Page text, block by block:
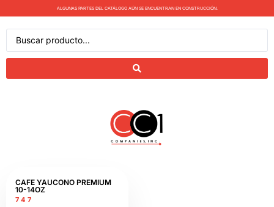
ALGUNAS PARTES DEL CATÁLOGO AÚN SE ENCUENTRAN EN CONSTRUCCIÓN.
CAFE YAUCONO PREMIUM
10-14OZ
747